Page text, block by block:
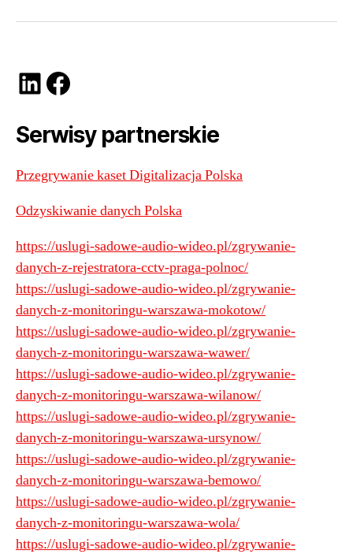
LinkedIn
Facebook
Serwisy partnerskie
Przegrywanie kaset Digitalizacja Polska
Odzyskiwanie danych Polska
https://uslugi-sadowe-audio-wideo.pl/zgrywanie-
danych-z-rejestratora-cctv-praga-polnoc/
https://uslugi-sadowe-audio-wideo.pl/zgrywanie-
danych-z-monitoringu-warszawa-mokotow/
https://uslugi-sadowe-audio-wideo.pl/zgrywanie-
danych-z-monitoringu-warszawa-wawer/
https://uslugi-sadowe-audio-wideo.pl/zgrywanie-
danych-z-monitoringu-warszawa-wilanow/
https://uslugi-sadowe-audio-wideo.pl/zgrywanie-
danych-z-monitoringu-warszawa-ursynow/
https://uslugi-sadowe-audio-wideo.pl/zgrywanie-
danych-z-monitoringu-warszawa-bemowo/
https://uslugi-sadowe-audio-wideo.pl/zgrywanie-
danych-z-monitoringu-warszawa-wola/
https://uslugi-sadowe-audio-wideo.pl/zgrywanie-